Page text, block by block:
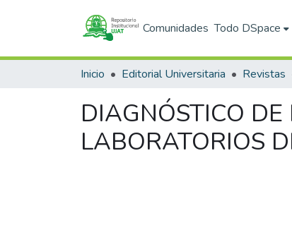
Comunidades Todo DSpace
Inicio Editorial Universitaria Revistas
DIAGNÓSTICO
LABORATORIOS